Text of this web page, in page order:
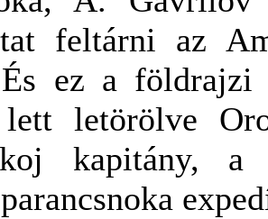
feltárni az
ez a földrajzi
lett letörölve
kapitány,